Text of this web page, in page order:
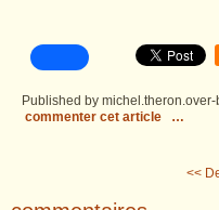
Published by michel.theron.over-
commenter cet article
…
<<